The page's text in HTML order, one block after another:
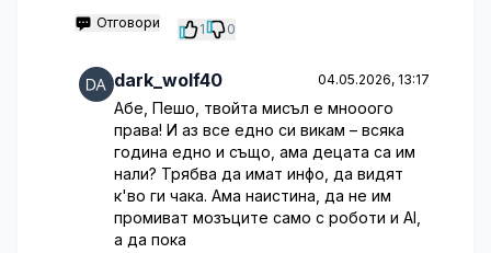
Отговори 1 0
dark_wolf40 04.05.2026, 13:17
Абе, Пешо, твойта мисъл е мнооого
права! И аз все едно си викам – всяка
година едно и също, ама децата са им
нали? Трябва да имат инфо, да видят
к'во ги чака. Ама наистина, да не им
промиват мозъците само с роботи и AI,
а да пока